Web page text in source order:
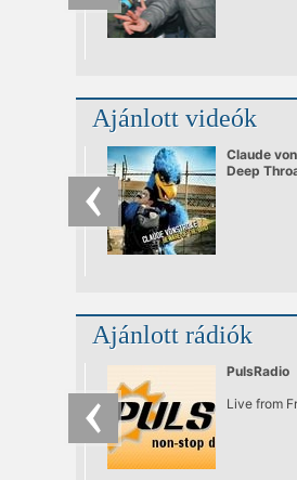
Ajánlott videók
Claude
Deep
Ajánlott rádiók
PulsRadio
Live from